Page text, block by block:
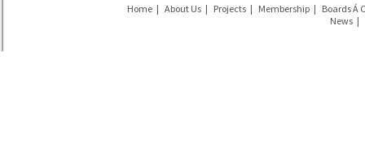
Home | About Us | Projects | Membership | Boards Á
News |